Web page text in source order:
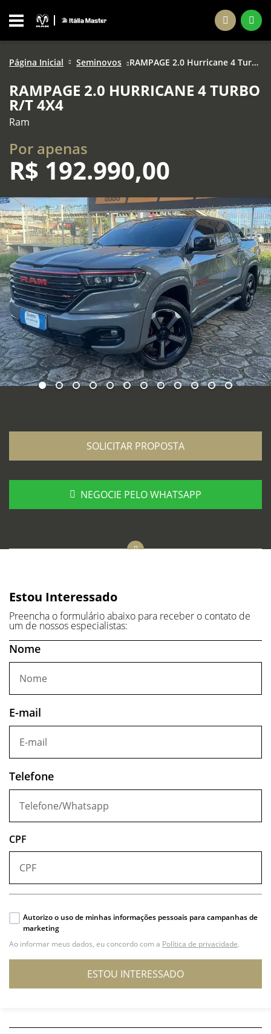
Página Inicial Seminovos RAMPAGE 2.0 Hurricane 4 Turbo R/T 4X4
RAMPAGE 2.0 HURRICANE 4 TURBO
R/T 4X4
Ram
Por apenas
R$ 192.990,00
SOLICITAR PROPOSTA
NEGOCIE PELO WHATSAPP
Estou Interessado
Preencha o formulário abaixo para receber o contato de
um de nossos especialistas:
Nome
E-mail
Telefone
CPF
Autorizo o uso de minhas informações pessoais para campanhas de
marketing
Ao informar meus dados, eu concordo com a Política de privacidade.
ESTOU INTERESSADO